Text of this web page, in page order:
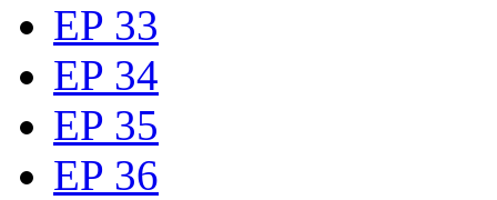
EP 33
EP 34
EP 35
EP 36